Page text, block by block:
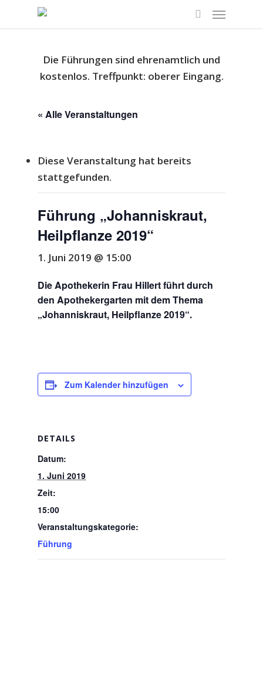
Die Führungen sind ehrenamtlich und
kostenlos. Treffpunkt: oberer Eingang.
« Alle Veranstaltungen
Diese Veranstaltung hat bereits
stattgefunden.
Führung „Johanniskraut,
Heilpflanze 2019“
1. Juni 2019 @ 15:00
Die Apothekerin Frau Hillert führt durch
den Apothekergarten mit dem Thema
„Johanniskraut, Heilpflanze 2019“.
Zum Kalender hinzufügen
DETAILS
Datum:
1. Juni 2019
Zeit:
15:00
Veranstaltungskategorie:
Führung